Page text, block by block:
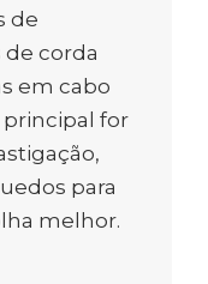
de
corda
em cabo
principal for
para
melhor.